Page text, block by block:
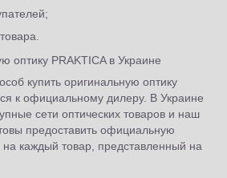
купить оригинальную оптику
к официальному дилеру. В Украине
сети оптических товаров и наш
предоставить официальную
каждый товар, представленный на